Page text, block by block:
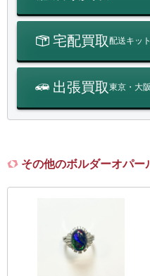
宅配買取配送キッ
出張買取東京・大
その他のボルダーオパー